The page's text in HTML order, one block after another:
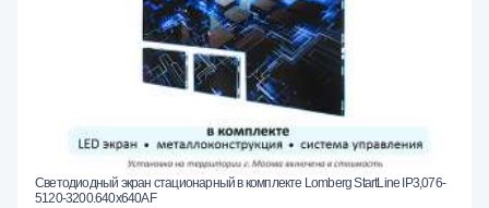
Светодиодный экран стационарный в комплекте Lomberg StartLine IP3,076-
5120-3200.640x640AF